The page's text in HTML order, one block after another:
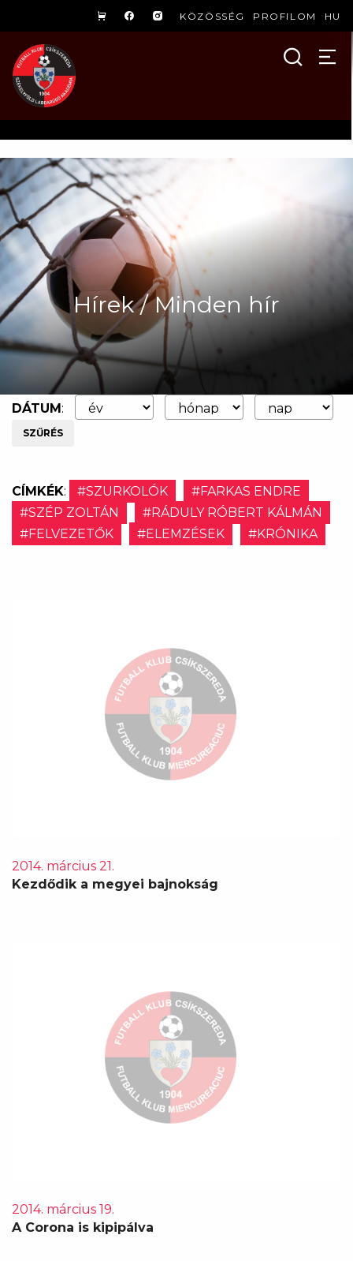
KÖZÖSSÉG PROFILOM HU
Hírek / Minden hír
DÁTUM:
SZŰRÉS
CÍMKÉK: #SZURKOLÓK
#FARKAS ENDRE
#SZÉP ZOLTÁN
#RÁDULY RÓBERT KÁLMÁN
#FELVEZETŐK
#ELEMZÉSEK #KRÓNIKA
2014. március 21.
Kezdődik a megyei bajnokság
2014. március 19.
A Corona is kipipálva